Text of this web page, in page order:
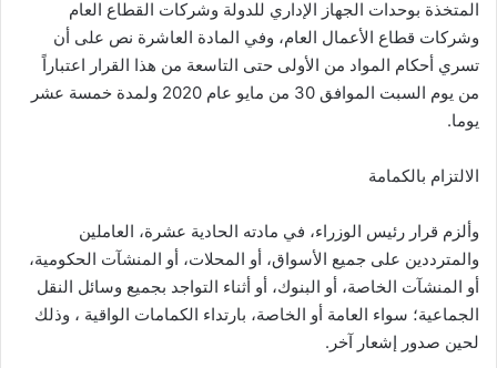
المتخذة بوحدات الجهاز الإداري للدولة وشركات القطاع العام
وشركات قطاع الأعمال العام، وفي المادة العاشرة نص على أن
تسري أحكام المواد من الأولى حتى التاسعة من هذا القرار اعتباراً
من يوم السبت الموافق 30 من مايو عام 2020 ولمدة خمسة عشر
يوما.
الالتزام بالكمامة
وألزم قرار رئيس الوزراء، في مادته الحادية عشرة، العاملين
والمترددين على جميع الأسواق، أو المحلات، أو المنشآت الحكومية،
أو المنشآت الخاصة، أو البنوك، أو أثناء التواجد بجميع وسائل النقل
الجماعية؛ سواء العامة أو الخاصة، بارتداء الكمامات الواقية ، وذلك
لحين صدور إشعار آخر.